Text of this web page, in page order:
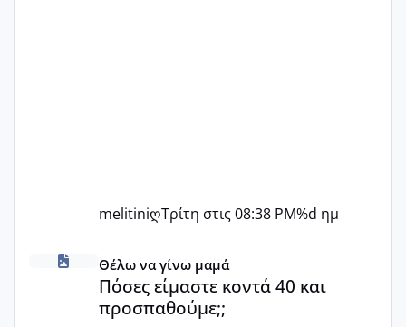
melitiniღΤρίτη στις 08:38 PM%d ημ
Πόσες είμαστε κοντά 40 και προσπαθούμε;;
Θέλω να γίνω μαμά
Πόσες είμαστε κοντά 40 και
προσπαθούμε;;